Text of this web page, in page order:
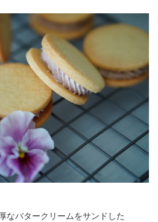
なバタークリームをサンドした